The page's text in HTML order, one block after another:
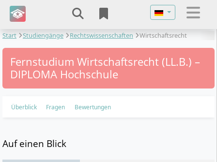
Sprache
Start Studiengänge Rechtswissenschaften Wirtschaftsrecht
Fernstudium Wirtschaftsrecht (LL.B.) –
DIPLOMA Hochschule
Überblick Fragen Bewertungen
Auf einen Blick